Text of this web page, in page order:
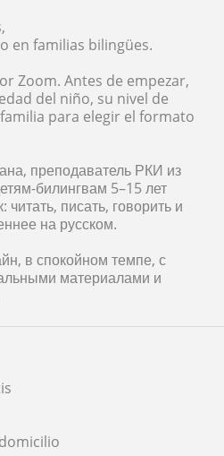
en familias bilingües.
Zoom. Antes de empezar,
del niño, su nivel de
para elegir el formato
преподаватель РКИ из
билингвам 5–15 лет
читать, писать, говорить и
на русском.
в спокойном темпе, с
материалами и